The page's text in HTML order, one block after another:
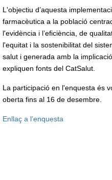
L'objectiu d’aquesta
farmacèutica a la població
l'evidència i l’eficiència, de
l'equitat i la sostenibilitat del
salut i generada amb la
expliquen fonts del CatSalut.
La participació en l'enquesta és
oberta fins al 16 de desembre.
Enllaç a l’enquesta